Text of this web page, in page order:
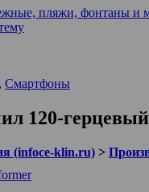
пляжи, фонтаны и
, Смартфоны
120-
(infoce-klin.ru) >